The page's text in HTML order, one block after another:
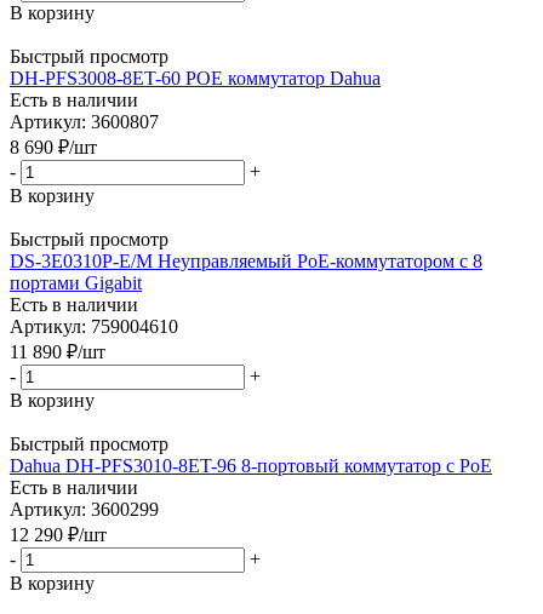
В корзину
Быстрый просмотр
DH-PFS3008-8ET-60 РОЕ коммутатор Dahua
Есть в наличии
Артикул: 3600807
8 690 ₽/шт
-
+
В корзину
Быстрый просмотр
DS-3E0310P-E/M Неуправляемый PoE-коммутатором с 8
портами Gigabit
Есть в наличии
Артикул: 759004610
11 890 ₽/шт
-
+
В корзину
Быстрый просмотр
Dahua DH-PFS3010-8ET-96 8-портовый коммутатор c PoE
Есть в наличии
Артикул: 3600299
12 290 ₽/шт
-
+
В корзину